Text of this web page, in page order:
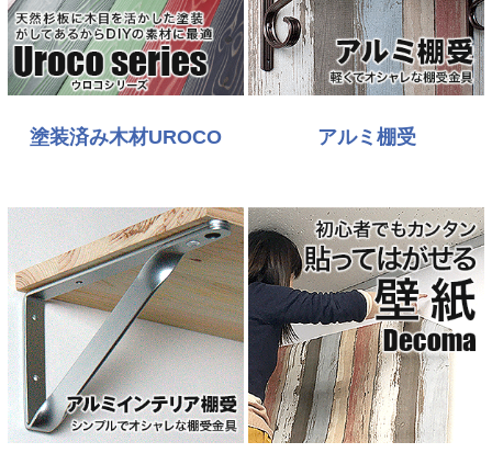
塗装済み木材UROCO アルミ棚受